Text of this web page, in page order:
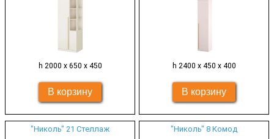
h 2000 х 650 х 450 h 2400 х 450 х 400
"Николь" 21 Стеллаж "Николь" 8 Комод